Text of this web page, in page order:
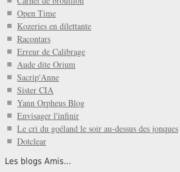
Open Time
Kozeries en dilettante
Racontars
Erreur de Calibrage
Aude dite Orium
Sacrip'Anne
Sister CIA
Yann Orpheus Blog
Envisager l'infinir
Le cri du goéland le soir au-dessus des jonques
Dotclear
Les blogs Amis...